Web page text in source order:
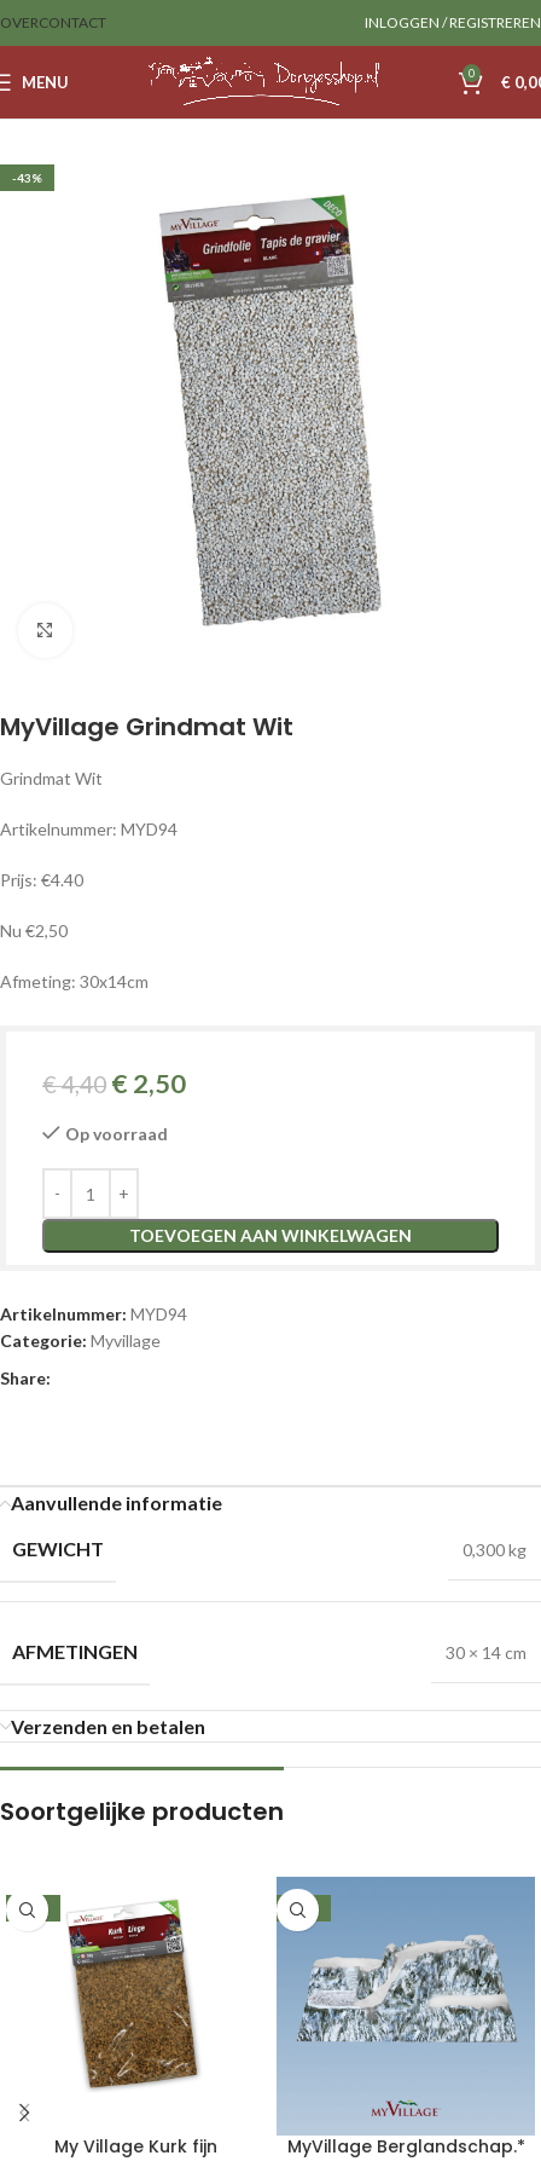
OVERCONTACT INLOGGEN / REGISTREREN
MENU 0 €
-43%
Klik om te vergroten
MyVillage Grindmat Wit
Grindmat Wit
Artikelnummer: MYD94
Prijs: €4.40
Nu €2,50
Afmeting: 30x14cm
€4,40 € 2,50
Op voorraad
TOEVOEGEN AAN WINKELWAGEN
Artikelnummer: MYD94
Categorie: Myvillage
Share:
Aanvullende informatie
GEWICHT
0,300 kg
AFMETINGEN 30 × 14 cm
Verzenden en betalen
Soortgelijke producten
-19%
My Village Kurk fijn
-25%
MyVillage Berglandschap.*